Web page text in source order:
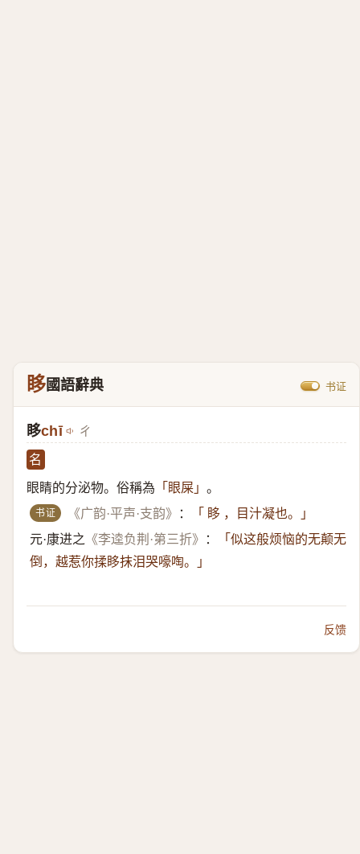
眵國語辭典 书证
眵chī ㄔ
名
眼睛的分泌物。俗稱為 「眼屎」 。
书证 《广韵·平声·支韵》 ：
「 眵 ，目汁凝也。」
元·康进之 《李逵负荆·第三折》 ：
「似这般烦恼的无颠无
倒，越惹你揉眵抹泪哭嚎啕。」
反馈